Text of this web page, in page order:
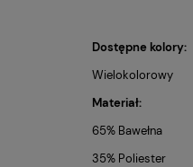
Dostępne kolory:
Wielokolorowy
Materiał:
65% Bawełna
35% Poliester